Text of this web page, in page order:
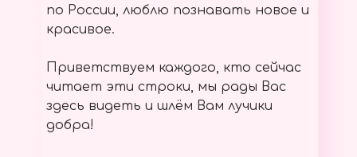
по России, люблю познавать новое и
красивое.
Приветствуем каждого, кто сейчас
читает эти строки, мы рады Вас
здесь видеть и шлём Вам лучики
добра!